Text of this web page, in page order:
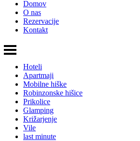
Domov
O nas
Rezervacije
Kontakt
Hoteli
Apartmaji
Mobilne hiške
Robinzonske hišice
Prikolice
Glamping
Križarjenje
Vile
last minute